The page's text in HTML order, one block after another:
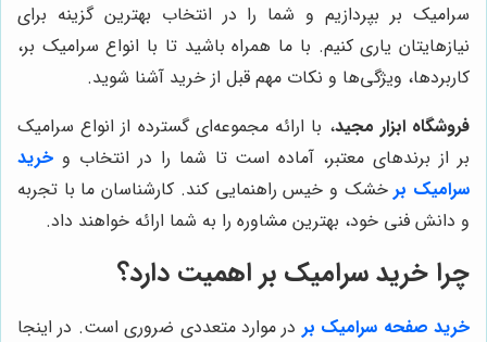
سرامیک بر بپردازیم و شما را در انتخاب بهترین گزینه برای
نیازهایتان یاری کنیم. با ما همراه باشید تا با انواع سرامیک بر،
کاربردها، ویژگی‌ها و نکات مهم قبل از خرید آشنا شوید.
فروشگاه ابزار مجید، با ارائه مجموعه‌ای گسترده از انواع سرامیک
بر از برندهای معتبر، آماده است تا شما را در انتخاب و خرید
سرامیک برخشک و خیس راهنمایی کند. کارشناسان ما با تجربه
و دانش فنی خود، بهترین مشاوره را به شما ارائه خواهند داد.
چرا خرید سرامیک بر اهمیت دارد؟
خرید صفحه سرامیک بر در موارد متعددی ضروری است. در اینجا